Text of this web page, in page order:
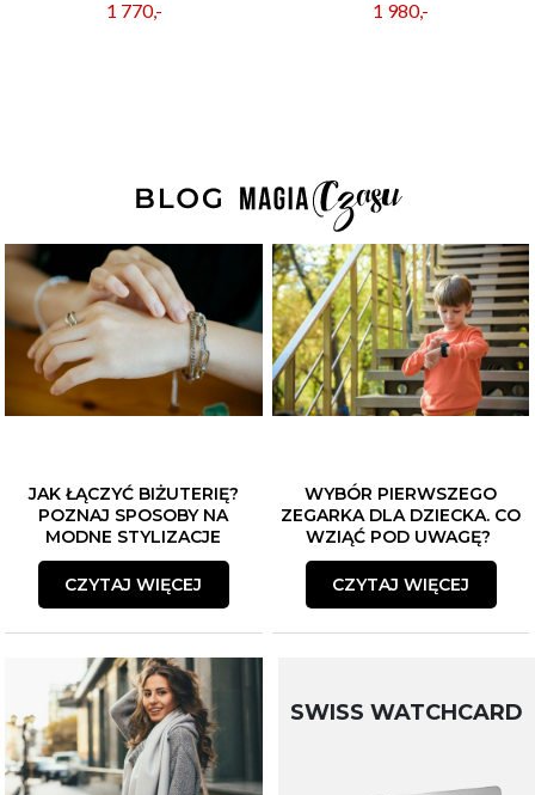
1 770,- 1 980,-
JAK ŁĄCZYĆ BIŻUTERIĘ?
POZNAJ SPOSOBY NA
MODNE STYLIZACJE
CZYTAJ WIĘCEJ
WYBÓR PIERWSZEGO
ZEGARKA DLA DZIECKA. CO
WZIĄĆ POD UWAGĘ?
CZYTAJ WIĘCEJ
SWISS WATCHCARD